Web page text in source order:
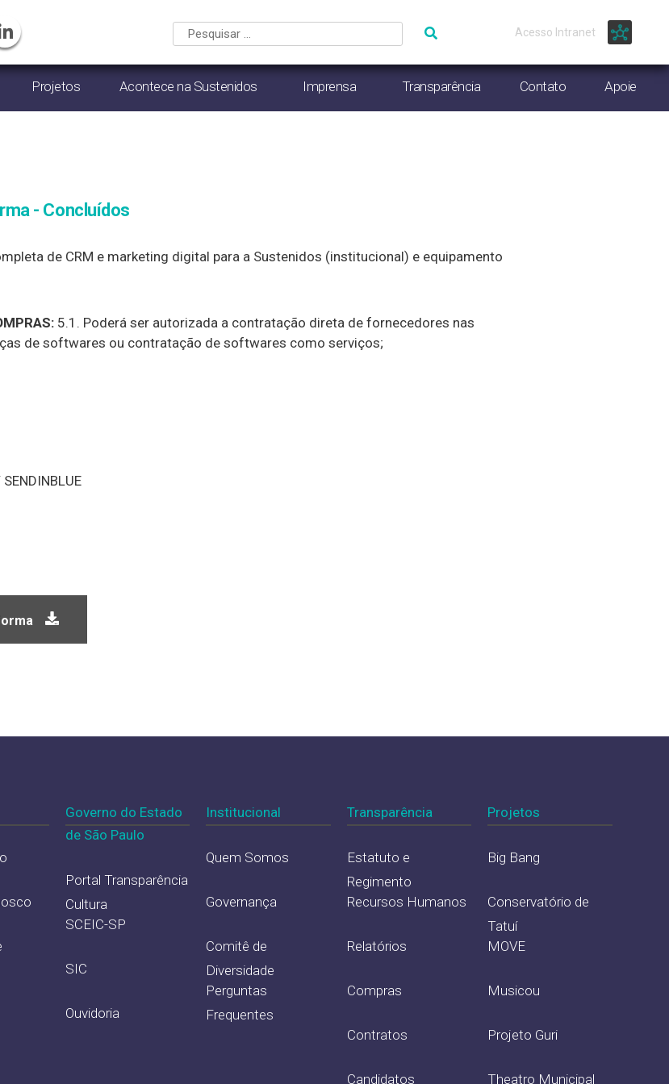
Projetos Acontece na Sustenidos Imprensa Transparência Contato Apoie
Acesso Intranet
- Concluídos
de CRM e marketing digital para a Sustenidos (institucional) e equipamento
5.1. Poderá ser autorizada a contratação direta de fornecedores nas
de softwares ou contratação de softwares como serviços;
SENDINBLUE
Institucional
Quem Somos
Governança
Comitê de
Diversidade
Perguntas
Frequentes
Projetos
Big Bang
Conservatório de
Tatuí
MOVE
Musicou
Projeto Guri
Theatro Municipal
Transparência
Estatuto e
Regimento
Recursos Humanos
Relatórios
Compras
Contratos
Candidatos
Governo do Estado
de São Paulo
Portal Transparência
Cultura
SCEIC-SP
SIC
Ouvidoria